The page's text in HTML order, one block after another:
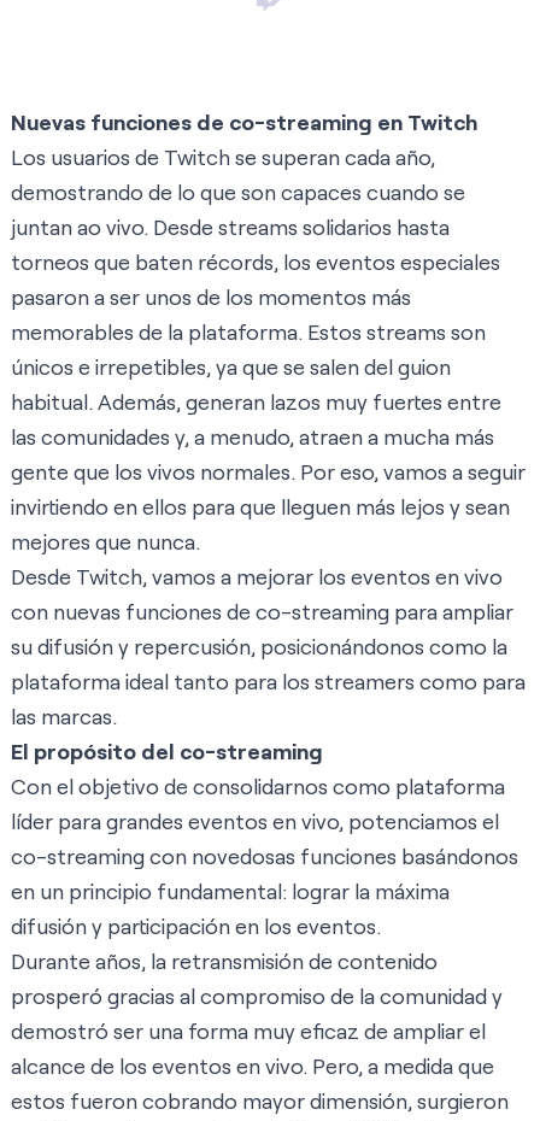
Nuevas funciones de co-streaming en Twitch
Los usuarios de Twitch se superan cada año,
demostrando de lo que son capaces cuando se
juntan ao vivo. Desde streams solidarios hasta
torneos que baten récords, los eventos especiales
pasaron a ser unos de los momentos más
memorables de la plataforma. Estos streams son
únicos e irrepetibles, ya que se salen del guion
habitual. Además, generan lazos muy fuertes entre
las comunidades y, a menudo, atraen a mucha más
gente que los vivos normales. Por eso, vamos a seguir
invirtiendo en ellos para que lleguen más lejos y sean
mejores que nunca.
Desde Twitch, vamos a mejorar los eventos en vivo
con nuevas funciones de co-streaming para ampliar
su difusión y repercusión, posicionándonos como la
plataforma ideal tanto para los streamers como para
las marcas.
El propósito del co-streaming
Con el objetivo de consolidarnos como plataforma
líder para grandes eventos en vivo, potenciamos el
co-streaming con novedosas funciones basándonos
en un principio fundamental: lograr la máxima
difusión y participación en los eventos.
Durante años, la retransmisión de contenido
prosperó gracias al compromiso de la comunidad y
demostró ser una forma muy eficaz de ampliar el
alcance de los eventos en vivo. Pero, a medida que
estos fueron cobrando mayor dimensión, surgieron